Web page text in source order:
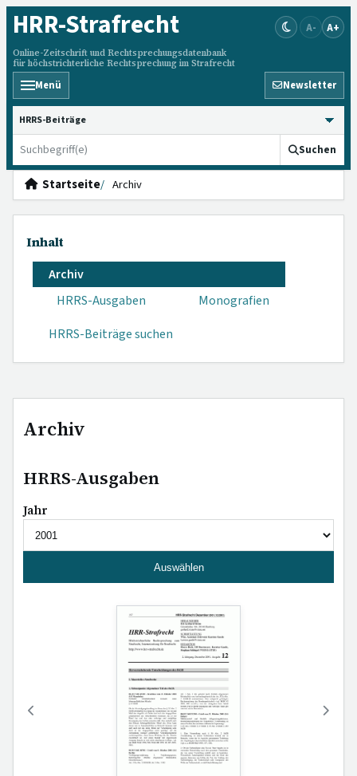
HRR-Strafrecht
Online-Zeitschrift und Rechtsprechungsdatenbank
für höchstrichterliche Rechtsprechung im Strafrecht
A- A+
Menü Newsletter
HRRS durchsuchen
Suchen
Startseite Archiv
Inhalt
Archiv
HRRS-Ausgaben
Monografien
HRRS-Beiträge suchen
Archiv
HRRS-Ausgaben
Jahr
Auswählen